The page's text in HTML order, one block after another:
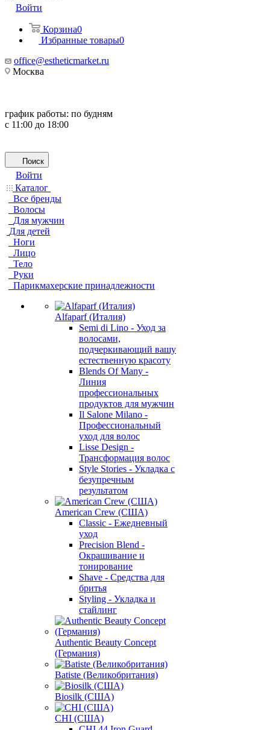
Войти
Корзина0
Избранные товары0
office@estheticmarket.ru
Москва
график работы: по будням
с 11:00 до 18:00
Поиск
Войти
Каталог
Все бренды
Волосы
Для мужчин
Для детей
Ноги
Лицо
Тело
Руки
Парикмахерские принадлежности
Alfaparf (Италия)
Semi di Lino - Уход за
волосами,
подчеркивающий вашу
естественную красоту
Blends Of Many -
Линия
профессиональных
продуктов для мужчин
Il Salone Milano -
Профессиональный
уход для волос
Lisse Design -
Трансформация волос
Style Stories - Укладка с
безупречным
результатом
American Crew (США)
Classic - Ежедневный
уход
Precision Blend -
Окрашивание и
тонирование
Shave - Средства для
бритья
Styling - Укладка и
стайлинг
Authentic Beauty Concept
(Германия)
Batiste (Великобритания)
Biosilk (США)
CHI (США)